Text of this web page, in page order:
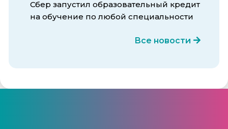
Сбер запустил образовательный кредит
на обучение по любой специальности
Все новости